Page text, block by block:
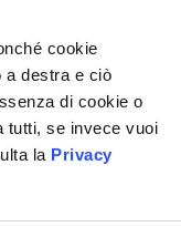
cookie
a destra e ciò
di cookie o
tutti, se invece vuoi
la Privacy
Il
e fuori
La
risorsa